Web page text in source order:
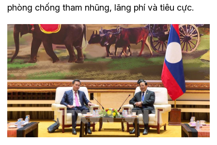
phòng chống tham nhũng, lãng phí và tiêu cực.